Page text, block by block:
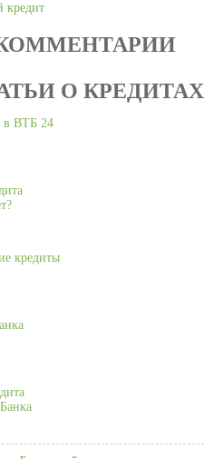
кредит
О КРЕДИТАХ
в ВТБ 24
кредиты